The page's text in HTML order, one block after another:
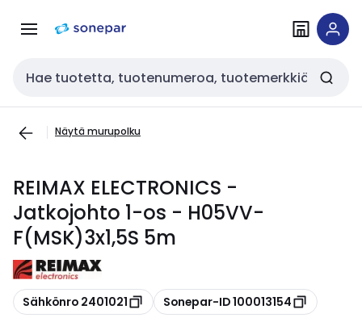
navigointiinsisältöön
Haku
Näytä murupolku
REIMAX ELECTRONICS -
Jatkojohto 1-os - H05VV-
F(MSK)3x1,5S 5m
Kopioi
Sähkönro 2401021 Kopioi
Sonepar-ID 100013154